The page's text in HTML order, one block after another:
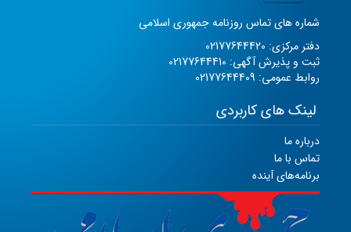
شماره های تماس روزنامه جمهوری اسلامی
دفتر مرکزی: 02177644420
ثبت و پذیرش آگهی: 02177644410
روابط عمومی: 02177644409
لینک های کاربردی
درباره ما
تماس با ما
برنامه‌های آینده